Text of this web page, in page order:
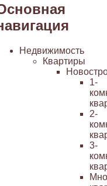
Недвижимость
Квартиры
1-
2-
3-